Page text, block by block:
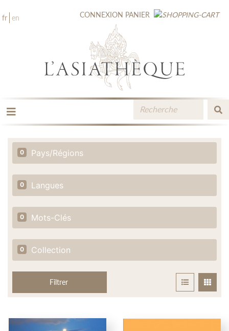
fr en CONNEXION PANIER
LES ÉDITIONS
LA LIBRAIRIE
CATALOGUE
MÉDIATHÈQUE
NOUVEAUTÉS / À PARAÎTRE
0 Pays/Régions
0 Langues
0 Mots-Clés
0 Collection
Filtrer